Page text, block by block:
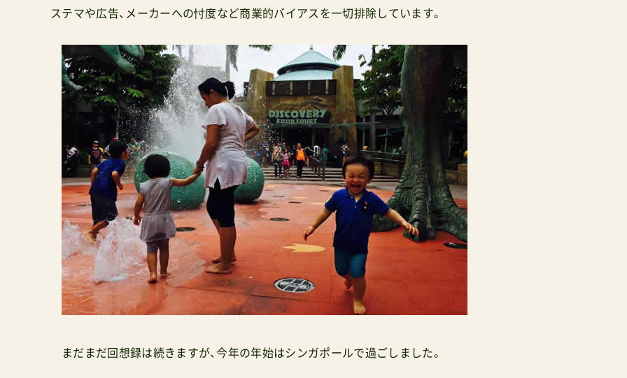
ステマや広告、メーカーへの忖度など商業的バイアスを一切排除しています。
まだまだ回想録は続きますが、今年の年始はシンガポールで過ごしました。